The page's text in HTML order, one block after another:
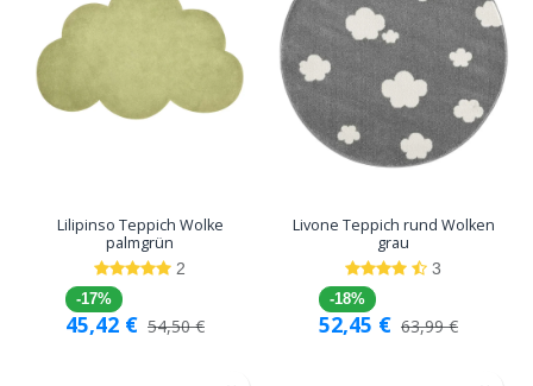
Lilipinso Teppich Wolke
palmgrün
2
-17%
45,42 € 54,50€
Livone Teppich rund Wolken
grau
3
-18%
52,45 € 63,99€